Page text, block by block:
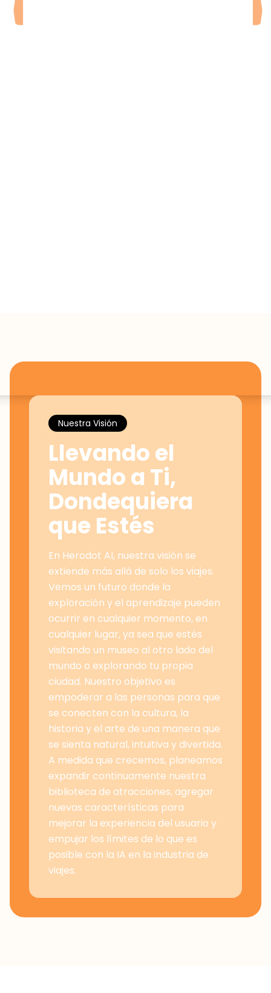
Nuestra Visión
Llevando el
Mundo a Ti,
Dondequiera
que Estés
En Herodot AI, nuestra visión se
extiende más allá de solo los viajes.
Vemos un futuro donde la
exploración y el aprendizaje pueden
ocurrir en cualquier momento, en
cualquier lugar, ya sea que estés
visitando un museo al otro lado del
mundo o explorando tu propia
ciudad. Nuestro objetivo es
empoderar a las personas para que
se conecten con la cultura, la
historia y el arte de una manera que
se sienta natural, intuitiva y divertida.
A medida que crecemos, planeamos
expandir continuamente nuestra
biblioteca de atracciones, agregar
nuevas características para
mejorar la experiencia del usuario y
empujar los límites de lo que es
posible con la IA en la industria de
viajes.